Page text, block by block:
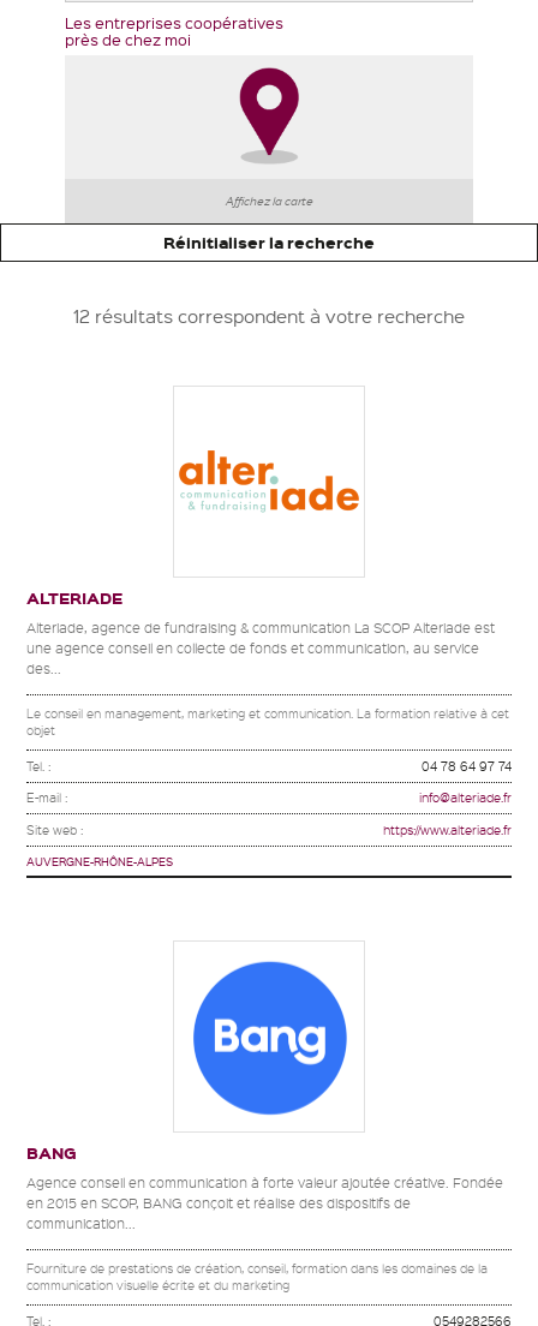
Les entreprises coopératives
près de chez moi
Affichez la carte
Réinitialiser la recherche
12 résultats correspondent à votre recherche
ALTERIADE
Alteriade, agence de fundraising & communication La SCOP Alteriade est
une agence conseil en collecte de fonds et communication, au service
des...
Le conseil en management, marketing et communication. La formation relative à cet
objet
Tel. : 04 78 64 97 74
E-mail : info@alteriade.fr
Site web : https://www.alteriade.fr
AUVERGNE-RHÔNE-ALPES
BANG
Agence conseil en communication à forte valeur ajoutée créative. Fondée
en 2015 en SCOP, BANG conçoit et réalise des dispositifs de
communication...
Fourniture de prestations de création, conseil, formation dans les domaines de la
communication visuelle écrite et du marketing
Tel. : 0549282566